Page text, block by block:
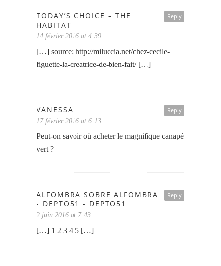
Reply
TODAY’S CHOICE – THE
HABITAT
14 février 2016 at 4:39
[…] source: http://miluccia.net/chez-cecile-
figuette-la-creatrice-de-bien-fait/[…]
Reply
VANESSA
17 février 2016 at 6:13
Peut-on savoir où acheter le magnifique canapé
vert ?
Reply
ALFOMBRA SOBRE ALFOMBRA
- DEPTO51 - DEPTO51
2 juin 2016 at 7:43
[…] 1 2 3 4 5 […]